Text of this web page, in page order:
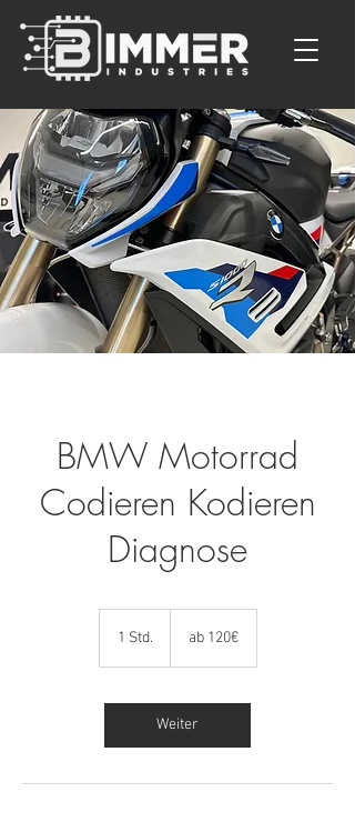
BMW Motorrad
Codieren Kodieren
Diagnose
1 Std.
d
ab 120€
Weiter